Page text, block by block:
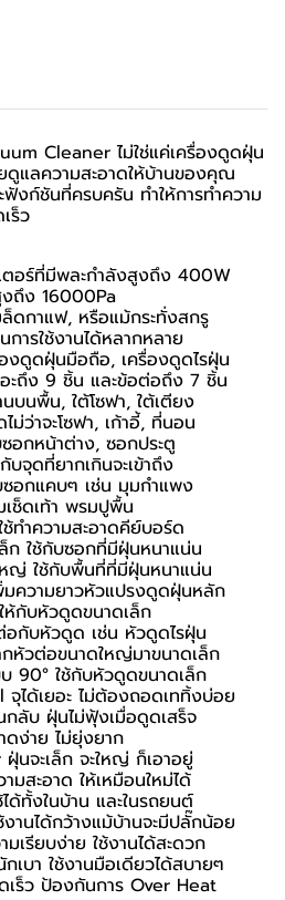
Cleaner ไม่ใช่แค่เครื่องดูดฝุ่น
แลความสะอาดให้บ้านของคุณ
ก์ชันที่ครบครัน ทำให้การทำความ
ร็ว
อร์ที่มีพละกำลังสูงถึง 400W
ถึง 16000Pa
ดกาแฟ, หรือแม้กระทั่งสกรู
ารใช้งานได้หลากหลาย
ดูดฝุ่นมือถือ, เครื่องดูดไรฝุ่น
ะถึง 9 ชิ้น และข้อต่อถึง 7 ชิ้น
บนพื้น, ใต้โซฟา, ใต้เตียง
ว่าจะโซฟา, เก้าอี้, ที่นอน
อกหน้าต่าง, ซอกประตู
จุดที่ยากเกินจะเข้าถึง
อกแคบๆ เช่น มุมกำแพง
ช็ดเท้า พรมปูพื้น
ทำความสะอาดคีย์บอร์ด
ใช้กับซอกที่มีฝุ่นหนาแน่น
ญ่ ใช้กับพื้นที่ที่มีฝุ่นหนาแน่น
ความยาวหัวแปรงดูดฝุ่นหลัก
กับหัวดูดขนาดเล็ก
กับหัวดูด เช่น หัวดูดไรฝุ่น
วต่อขนาดใหญ่มาขนาดเล็ก
90° ใช้กับหัวดูดขนาดเล็ก
ได้เยอะ ไม่ต้องถอดเททิ้งบ่อย
ลับ ฝุ่นไม่ฟุ้งเมื่อดูดเสร็จ
ดง่าย ไม่ยุ่งยาก
นจะเล็ก จะใหญ่ ก็เอาอยู่
มสะอาด ให้เหมือนใหม่ได้
ด้ทั้งในบ้าน และในรถยนต์
านได้กว้างแม้บ้านจะมีปลั๊กน้อย
เรียบง่าย ใช้งานได้สะดวก
เบา ใช้งานมือเดียวได้สบายๆ
เร็ว ป้องกันการ Over Heat